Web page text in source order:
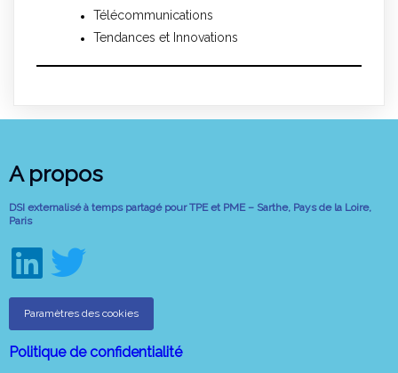
Télécommunications
Tendances et Innovations
A propos
DSI externalisé à temps partagé pour TPE et PME – Sarthe, Pays de la Loire,
Paris
Paramètres des cookies
Politique de confidentialité